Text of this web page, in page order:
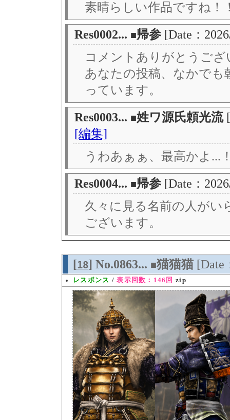
素晴らしい作品ですね
Res0002... ■帰参 [Date：
コメントありがとうござ
あなたの投稿、なかでも
っています。
Res0003... ■姓ワ源氏頼光流
[編集]
うわあぁぁ、最高かよ...
Res0004... ■帰参 [Date：
久々に見る名前の人が
ございます。
[18] No.0863... ■猫猫猫 [Date
レスポンス /表示回数：146回 zip